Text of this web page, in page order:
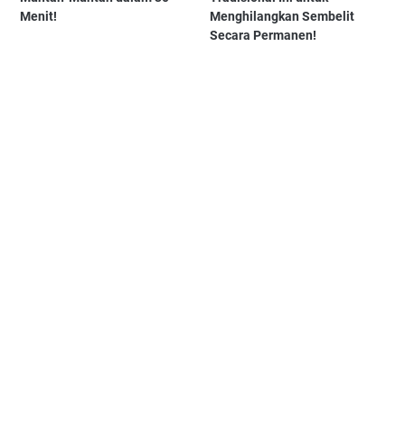
Menit!
Menghilangkan Sembelit
Secara Permanen!